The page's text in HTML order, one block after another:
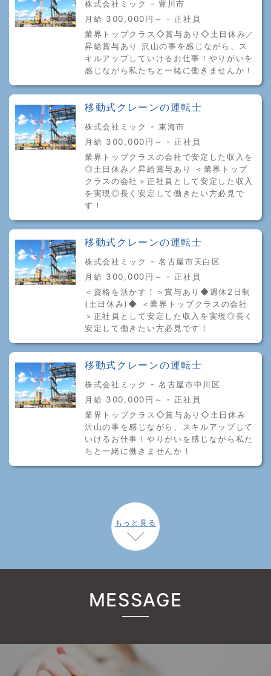
株式会社ミック - 豊川市
月給 300,000円～ - 正社員
業界トップクラス◇賞与あり◇土日休み／
昇給賞与あり 沢山の事を感じながら、ス
キルアップしていけるお仕事！やりがいを
感じながら私たちと一緒に働きませんか！
移動式クレーンの運転士
株式会社ミック - 東海市
月給 300,000円～ - 正社員
業界トップクラスの会社で安定した収入を
◎土日休み／昇給賞与あり ＜業界トップ
クラスの会社＞正社員として安定した収入
を実現◎長く安定して働きたい方必見で
す！
移動式クレーンの運転士
株式会社ミック - 名古屋市天白区
月給 300,000円～ - 正社員
＜資格を活かす！＞賞与あり◆週休2日制
(土日休み)◆ ＜業界トップクラスの会社
＞正社員として安定した収入を実現◎長く
安定して働きたい方必見です！
移動式クレーンの運転士
株式会社ミック - 名古屋市中川区
月給 300,000円～ - 正社員
業界トップクラス◇賞与あり◇土日休み
沢山の事を感じながら、スキルアップして
いけるお仕事！やりがいを感じながら私た
ちと一緒に働きませんか！
もっと見る
MESSAGE